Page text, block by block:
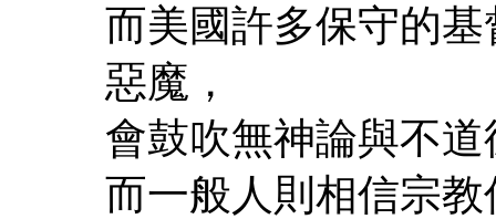
而美國許多保守的
惡魔，
會鼓吹無神論與不道
而一般人則相信宗